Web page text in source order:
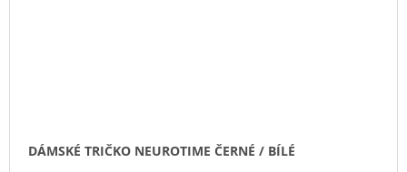
DÁMSKÉ TRIČKO NEUROTIME ČERNÉ / BÍLÉ